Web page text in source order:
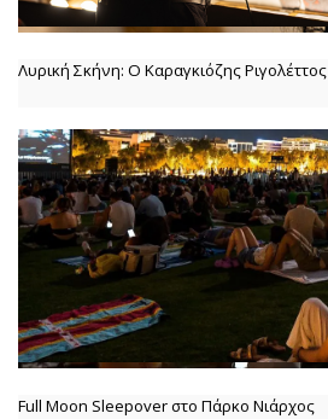
Λυρική Σκήνη: Ο Καραγκιόζης Ριγολέττος
Full Moon Sleepover στο Πάρκο Νιάρχος